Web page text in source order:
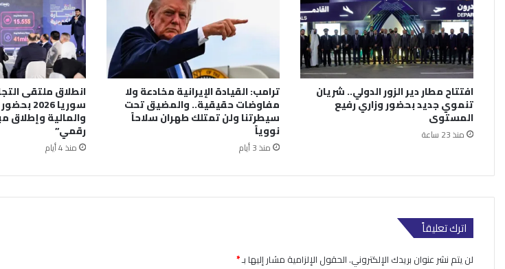
افتتاح مطار دير الزور الدولي.. شريان
تنموي جديد بحضور وزاري رفيع
المستوى
منذ 23 ساعة
ترامب: القيادة الإيرانية مخادعة ولا
مفاوضات حقيقية.. والمضيق تحت
سيطرتنا ولن تمتلك طهران سلاحاً
نووياً
منذ 3 أيام
انطلاق ملتقى
سوريا
رقمي”
منذ 4 أيام
اترك تعليقاً
لن يتم نشر عنوان بريدك الإلكتروني.الحقول الإلزامية مشار إليها بـ*